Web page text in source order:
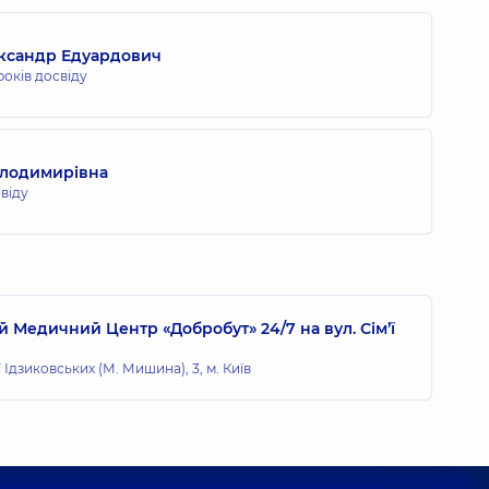
Едуардович
досвіду
Медичний Центр «Добробут» 24/7 на вул. Сім’ї
Ідзиковських (М. Мишина), 3, м. Київ